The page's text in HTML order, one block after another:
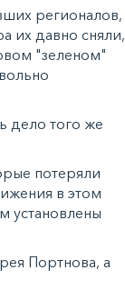
регионалов,
их давно сняли,
"зеленом"
дело того же
потеряли
в этом
установлены
Портнова, а